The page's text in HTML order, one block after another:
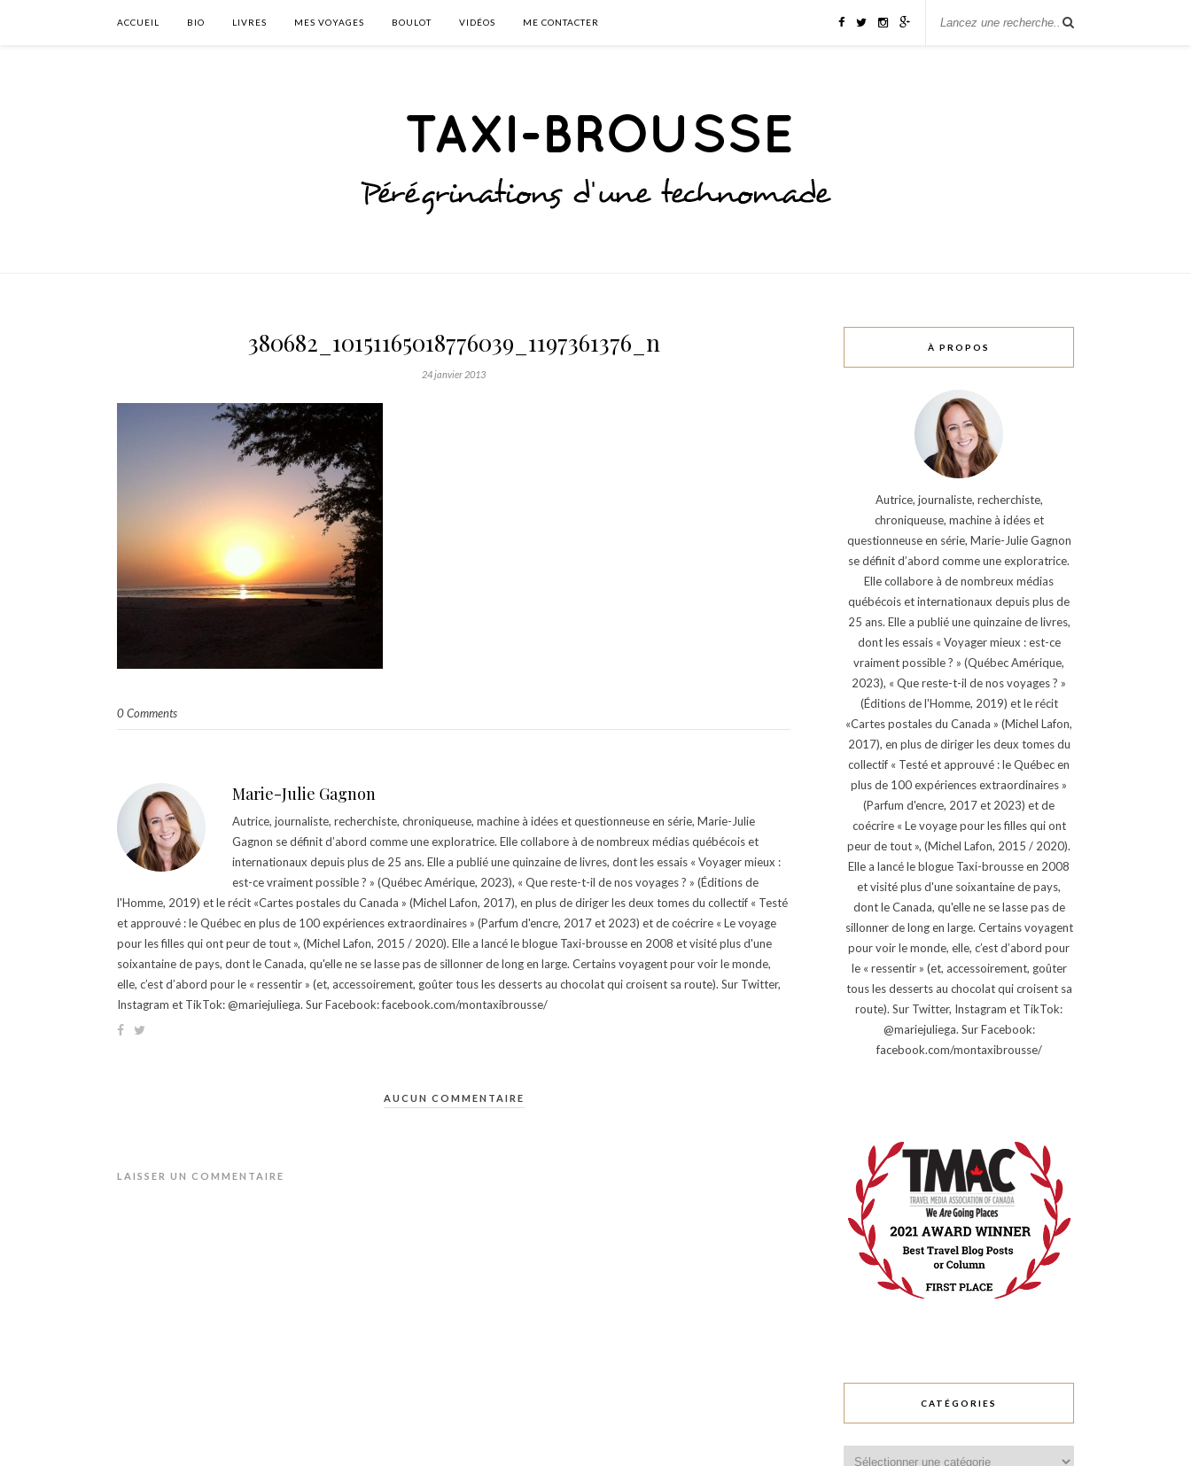
ACCUEIL BIO LIVRES MES VOYAGES BOULOT VIDÉOS ME CONTACTER
380682_10151165018776039_1197361376_n
24 janvier 2013
0 Comments
Marie-Julie Gagnon
Autrice, journaliste, recherchiste, chroniqueuse, machine à idées et questionneuse en série, Marie-Julie
Gagnon se définit d’abord comme une exploratrice. Elle collabore à de nombreux médias québécois et
internationaux depuis plus de 25 ans. Elle a publié une quinzaine de livres, dont les essais « Voyager mieux :
est-ce vraiment possible ? » (Québec Amérique, 2023), « Que reste-t-il de nos voyages ? » (Éditions de
l'Homme, 2019) et le récit «Cartes postales du Canada » (Michel Lafon, 2017), en plus de diriger les deux tomes du collectif « Testé
et approuvé : le Québec en plus de 100 expériences extraordinaires » (Parfum d'encre, 2017 et 2023) et de coécrire « Le voyage
pour les filles qui ont peur de tout », (Michel Lafon, 2015 / 2020). Elle a lancé le blogue Taxi-brousse en 2008 et visité plus d'une
soixantaine de pays, dont le Canada, qu'elle ne se lasse pas de sillonner de long en large. Certains voyagent pour voir le monde,
elle, c’est d’abord pour le « ressentir » (et, accessoirement, goûter tous les desserts au chocolat qui croisent sa route). Sur Twitter,
Instagram et TikTok: @mariejuliega. Sur Facebook: facebook.com/montaxibrousse/
AUCUN COMMENTAIRE
LAISSER UN COMMENTAIRE
À PROPOS
Autrice, journaliste, recherchiste,
chroniqueuse, machine à idées et
questionneuse en série, Marie-Julie Gagnon
se définit d’abord comme une exploratrice.
Elle collabore à de nombreux médias
québécois et internationaux depuis plus de
25 ans. Elle a publié une quinzaine de livres,
dont les essais « Voyager mieux : est-ce
vraiment possible ? » (Québec Amérique,
2023), « Que reste-t-il de nos voyages ? »
(Éditions de l'Homme, 2019) et le récit
«Cartes postales du Canada » (Michel Lafon,
2017), en plus de diriger les deux tomes du
collectif « Testé et approuvé : le Québec en
plus de 100 expériences extraordinaires »
(Parfum d'encre, 2017 et 2023) et de
coécrire « Le voyage pour les filles qui ont
peur de tout », (Michel Lafon, 2015 / 2020).
Elle a lancé le blogue Taxi-brousse en 2008
et visité plus d'une soixantaine de pays,
dont le Canada, qu'elle ne se lasse pas de
sillonner de long en large. Certains voyagent
pour voir le monde, elle, c’est d’abord pour
le « ressentir » (et, accessoirement, goûter
tous les desserts au chocolat qui croisent sa
route). Sur Twitter, Instagram et TikTok:
@mariejuliega. Sur Facebook:
facebook.com/montaxibrousse/
CATÉGORIES